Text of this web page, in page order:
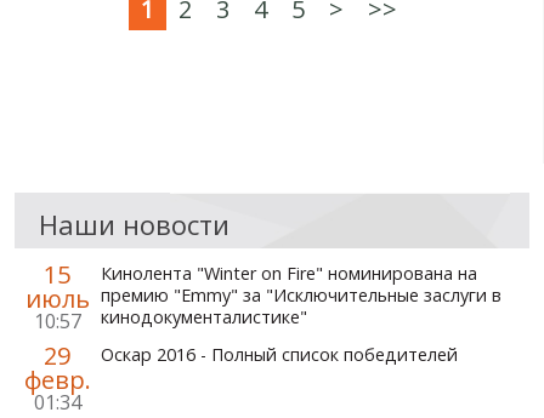
1 2 3 4 5 > >>
Наши новости
15
июль
10:57
Кинолента "Winter on Fire" номинирована на
премию "Emmy" за "Исключительные заслуги в
кинодокументалистике"
29
февр.
01:34
Оскар 2016 - Полный список победителей